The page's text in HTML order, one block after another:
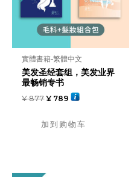
實體書籍-繁體中文
美发圣经套组，美发业界
最畅销专书
¥877 ¥ 789
加到购物车